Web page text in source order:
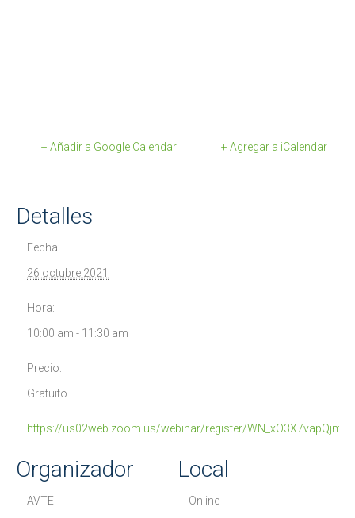
+ Añadir a Google Calendar + Agregar a iCalendar
Detalles
Fecha:
26 octubre 2021
Hora:
10:00 am - 11:30 am
Precio:
Gratuito
https://us02web.zoom.us/webinar/register/
Local
Online
Organizador
AVTE